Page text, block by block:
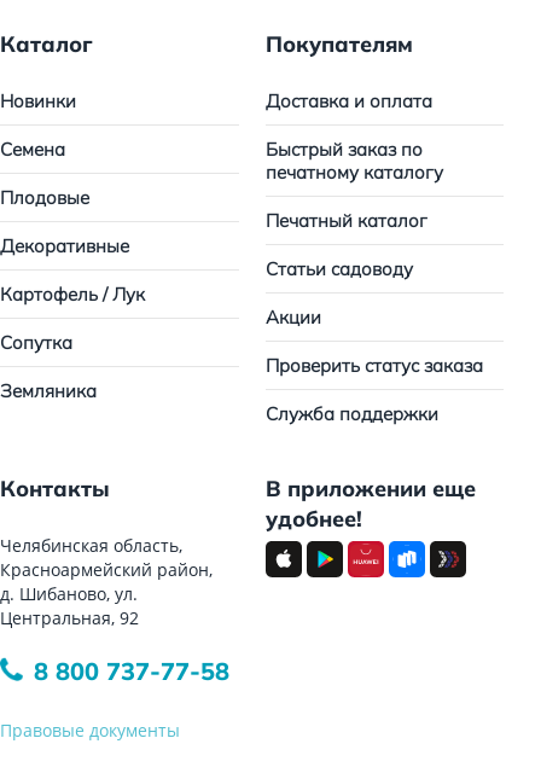
Каталог
Новинки
Семена
Плодовые
Декоративные
Картофель / Лук
Сопутка
Земляника
Покупателям
Доставка и оплата
Быстрый заказ по
печатному каталогу
Печатный каталог
Статьи садоводу
Акции
Проверить статус заказа
Служба поддержки
Контакты
Челябинская область,
Красноармейский район,
д. Шибаново, ул.
Центральная, 92
8 800 737-77-58
Правовые документы
В приложении еще
удобнее!